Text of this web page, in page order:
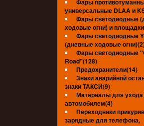
Фары
универсальные DLAA и
Фары светодиодные
ходовые огни) и
Фары светодиодные
(дневные ходовые
Фары светодиодные
Road''(128)
Предохранители(14)
Знаки аварийной
знаки ТАКСИ(9)
Материалы для ухода
автомобилем(4)
Переходники
зарядные для телефона,